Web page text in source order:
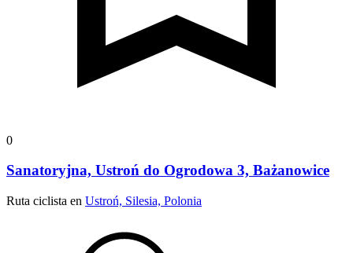
0
Sanatoryjna, Ustroń do Ogrodowa 3, Bażanowice
Ruta ciclista en Ustroń, Silesia, Polonia